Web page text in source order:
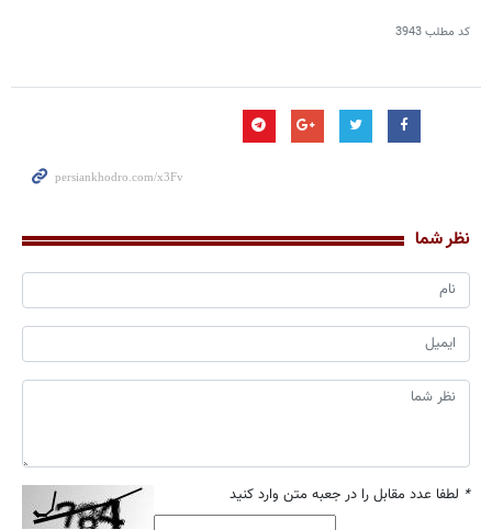
کد مطلب3943
نظر شما
* لطفا عدد مقابل را در جعبه متن وارد کنید